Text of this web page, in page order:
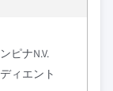
ピナN.V.
ィエント